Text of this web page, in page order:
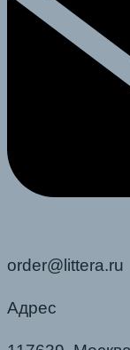
order@littera.ru
Адрес